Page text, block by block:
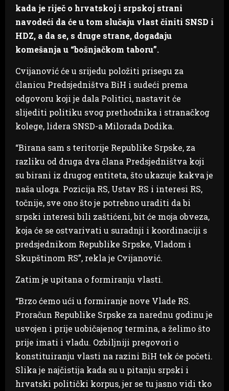
kada je riječ o hrvatskoj i srpskoj strani
navodeći da će u tom slučaju vlast činiti SNSD i
HDZ, a da se, s druge strane, događaju
komešanja u “bošnjačkom taboru”.
Cvijanović će u srijedu položiti prisegu za
članicu Predsjedništva BiH i sudeći prema
odgovoru koji je dala Politici, nastavit će
slijediti politiku svog prethodnika i stranačkog
kolege, lidera SNSD-a Milorada Dodika.
“Birana sam s teritorije Republike Srpske, za
razliku od druga dva člana Predsjedništva koji
su birani iz drugog entiteta, što ukazuje kakva je
naša uloga. Pozicija RS, Ustav RS i interesi RS,
točnije, sve ono što je potrebno uraditi da bi
srpski interesi bili zaštićeni, bit će moja obveza,
koja će se ostvarivati u suradnji i koordinaciji s
predsjednikom Republike Srpske, Vladom i
Skupštinom RS”, rekla je Cvijanović.
Zatim je upitana o formiranju vlasti.
“Brzo ćemo ući u formiranje nove Vlade RS.
Proračun Republike Srpske za narednu godinu je
usvojen i prije uobičajenog termina, a želimo što
prije imati i vladu. Ozbiljniji pregovori o
konstituiranju vlasti na razini BiH tek će početi.
Slika je najčistija kada su u pitanju srpski i
hrvatski politički korpus, jer se tu jasno vidi tko